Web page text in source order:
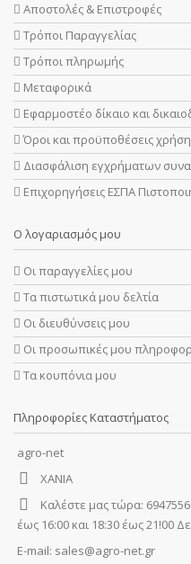
Αποστολές & Επιστροφές
Τρόποι Παραγγελίας
Τρόποι πληρωμής
Μεταφορικά
Εφαρμοστέο δίκαιο και
Όροι και προϋποθέσεις
Διασφάλιση εγχρήματων
Επιχορηγήσεις ΕΣΠΑ
Ο λογαριασμός μου
Οι παραγγελίες μου
Τα πιστωτικά μου δελτία
Οι διευθύνσεις μου
Οι προσωπικές μου
Τα κουπόνια μου
Πληροφορίες Καταστήματος
agro-net
ΧΑΝΙΑ
Καλέστε μας τώρα:
έως 16:00 και 18:30 έως 21!00
E-mail: sales@agro-net.gr